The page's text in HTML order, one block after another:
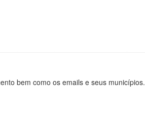
bem como os emails e seus municípios.